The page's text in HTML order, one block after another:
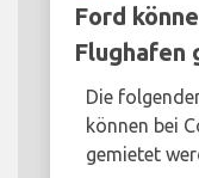
Ford
Flughafen
Die
können bei
gemietet